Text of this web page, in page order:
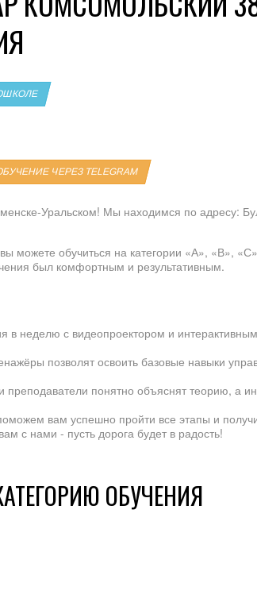
ЧЕРЕЗ TELEGRAM
Мы находимся по адресу:
можете обучиться на категории «А», «В»,
был комфортным и результативным.
в неделю с видеопроектором и
позволят освоить базовые навыки
понятно объяснят теорию, а
вам успешно пройти все этапы и
с нами - пусть дорога будет в радость!
ОБУЧЕНИЯ